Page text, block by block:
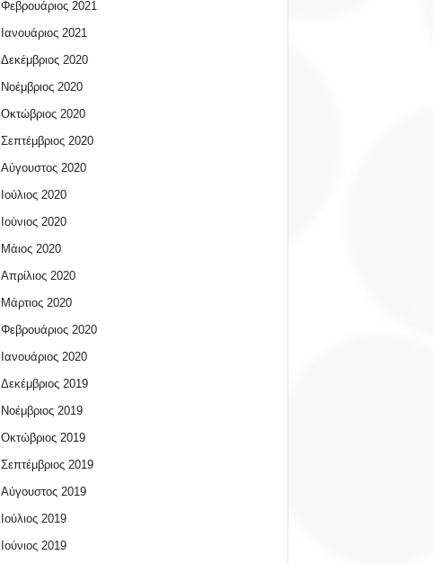
Φεβρουάριος 2021
Ιανουάριος 2021
Δεκέμβριος 2020
Νοέμβριος 2020
Οκτώβριος 2020
Σεπτέμβριος 2020
Αύγουστος 2020
Ιούλιος 2020
Ιούνιος 2020
Μάιος 2020
Απρίλιος 2020
Μάρτιος 2020
Φεβρουάριος 2020
Ιανουάριος 2020
Δεκέμβριος 2019
Νοέμβριος 2019
Οκτώβριος 2019
Σεπτέμβριος 2019
Αύγουστος 2019
Ιούλιος 2019
Ιούνιος 2019